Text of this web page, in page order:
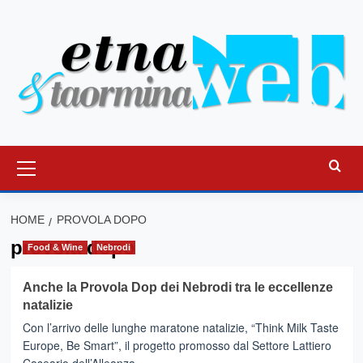
principale
HOME PROVOLA DOPO
provola dopo
Food & Wine Nebrodi
Anche la Provola Dop dei Nebrodi tra le eccellenze
natalizie
Con l’arrivo delle lunghe maratone natalizie, “Think Milk Taste
Europe, Be Smart”, il progetto promosso dal Settore Lattiero